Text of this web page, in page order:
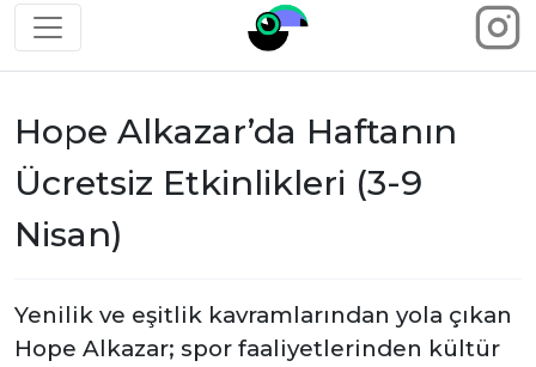
Eventmag
Hope Alkazar’da Haftanın
Ücretsiz Etkinlikleri (3-9
Nisan)
Yenilik ve eşitlik kavramlarından yola çıkan
Hope Alkazar; spor faaliyetlerinden kültür